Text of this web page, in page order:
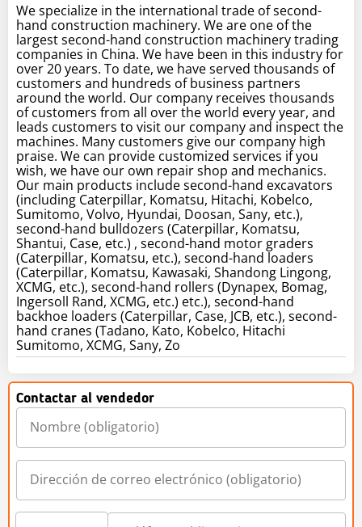
We specialize in the international trade of second-
hand construction machinery. We are one of the
largest second-hand construction machinery trading
companies in China. We have been in this industry for
over 20 years. To date, we have served thousands of
customers and hundreds of business partners
around the world. Our company receives thousands
of customers from all over the world every year, and
leads customers to visit our company and inspect the
machines. Many customers give our company high
praise. We can provide customized services if you
wish, we have our own repair shop and mechanics.
Our main products include second-hand excavators
(including Caterpillar, Komatsu, Hitachi, Kobelco,
Sumitomo, Volvo, Hyundai, Doosan, Sany, etc.),
second-hand bulldozers (Caterpillar, Komatsu,
Shantui, Case, etc.) , second-hand motor graders
(Caterpillar, Komatsu, etc.), second-hand loaders
(Caterpillar, Komatsu, Kawasaki, Shandong Lingong,
XCMG, etc.), second-hand rollers (Dynapex, Bomag,
Ingersoll Rand, XCMG, etc.) etc.), second-hand
backhoe loaders (Caterpillar, Case, JCB, etc.), second-
hand cranes (Tadano, Kato, Kobelco, Hitachi
Sumitomo, XCMG, Sany, Zo
Contactar al vendedor